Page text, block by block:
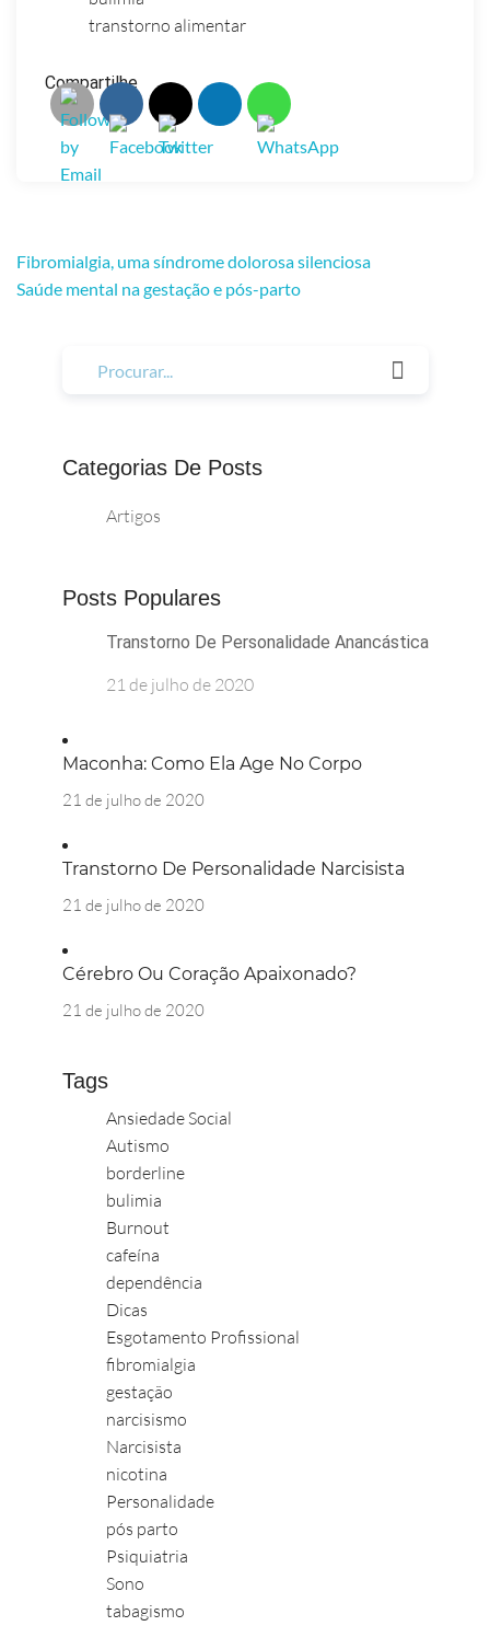
transtorno alimentar
Compartilhe
Navegação
De
Fibromialgia, uma síndrome dolorosa silenciosa
Saúde mental na gestação e pós-parto
Categorias De Posts
Artigos
Posts Populares
Transtorno De Personalidade Anancástica
21 de julho de 2020
Maconha: Como Ela Age No Corpo
21 de julho de 2020
Transtorno De Personalidade Narcisista
21 de julho de 2020
Cérebro Ou Coração Apaixonado?
21 de julho de 2020
Tags
Ansiedade Social
Autismo
borderline
bulimia
Burnout
cafeína
dependência
Dicas
Esgotamento Profissional
fibromialgia
gestação
narcisismo
Narcisista
nicotina
Personalidade
pós parto
Psiquiatria
Sono
tabagismo